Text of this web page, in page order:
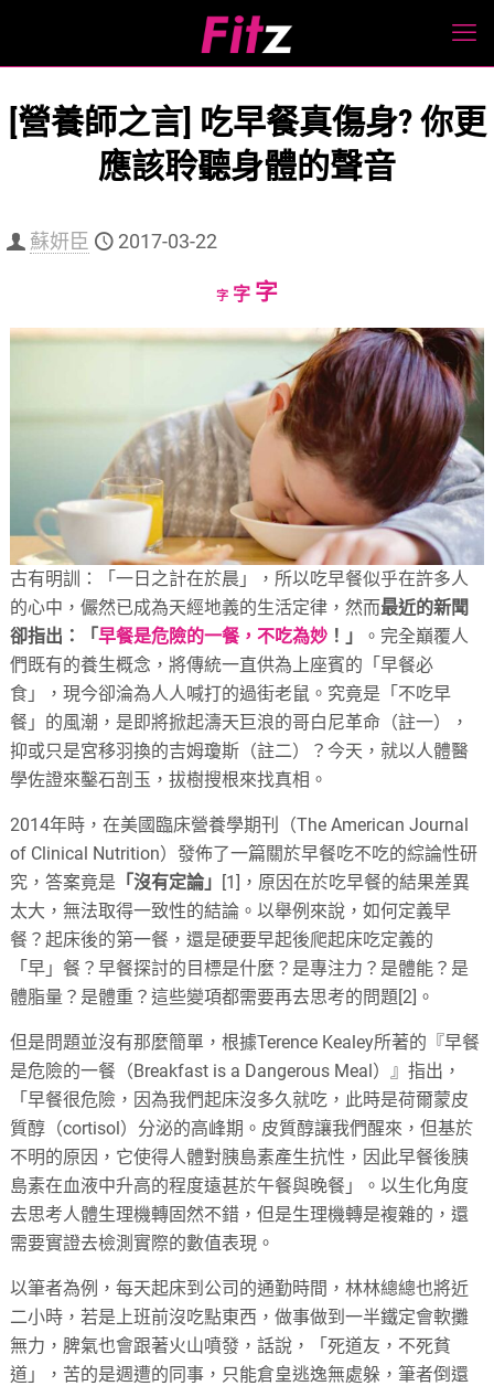
[營養師之言] 吃早餐真傷身? 你更
應該聆聽身體的聲音
蘇妍臣 2017-03-22
字Decrease
size.
字Reset
size.
字Increase
size.
古有明訓：「一日之計在於晨」，所以吃早餐似乎在許多人
的心中，儼然已成為天經地義的生活定律，然而最近的新聞
卻指出：「早餐是危險的一餐，不吃為妙 ！」
。完全巔覆人
們既有的養生概念，將傳統一直供為上座賓的「早餐必
食」，現今卻淪為人人喊打的過街老鼠。究竟是「不吃早
餐」的風潮，是即將掀起濤天巨浪的哥白尼革命（註一），
抑或只是宮移羽換的吉姆瓊斯（註二）？今天，就以人體醫
學佐證來鑿石剖玉，拔樹搜根來找真相。
2014年時，在美國臨床營養學期刊（The American Journal
of Clinical Nutrition）發佈了一篇關於早餐吃不吃的綜論性研
究，答案竟是 「沒有定論」 [1]，原因在於吃早餐的結果差異
太大，無法取得一致性的結論。以舉例來說，如何定義早
餐？起床後的第一餐，還是硬要早起後爬起床吃定義的
「早」餐？早餐探討的目標是什麼？是專注力？是體能？是
體脂量？是體重？這些變項都需要再去思考的問題[2]。
但是問題並沒有那麼簡單，根據Terence Kealey所著的『早餐
是危險的一餐（Breakfast is a Dangerous Meal）』指出，
「早餐很危險，因為我們起床沒多久就吃，此時是荷爾蒙皮
質醇（cortisol）分泌的高峰期。皮質醇讓我們醒來，但基於
不明的原因，它使得人體對胰島素產生抗性，因此早餐後胰
島素在血液中升高的程度遠甚於午餐與晚餐」。以生化角度
去思考人體生理機轉固然不錯，但是生理機轉是複雜的，還
需要實證去檢測實際的數值表現。
以筆者為例，每天起床到公司的通勤時間，林林總總也將近
二小時，若是上班前沒吃點東西，做事做到一半鐵定會軟攤
無力，脾氣也會跟著火山噴發，話說，「死道友，不死貧
道」，苦的是週遭的同事，只能倉皇逃逸無處躲，筆者倒還